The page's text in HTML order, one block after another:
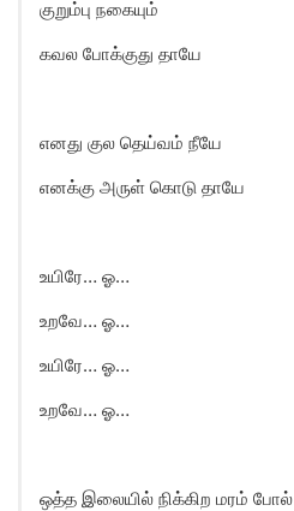
குறும்பு நகையும்
கவல போக்குது தாயே
எனது குல தெய்வம் நீயே
எனக்கு அருள் கொடு தாயே
உயிரே… ஓ…
உறவே… ஓ…
உயிரே… ஓ…
உறவே… ஓ…
ஒத்த இலையில் நிக்கிற மரம் போல்